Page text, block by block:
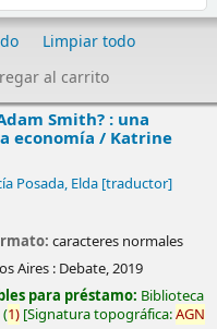
Limpiar todo
al carrito
Smith? : una
economía / Katrine
Posada, Elda[traductor]
caracteres normales
Aires : Debate,2019
para préstamo: Biblioteca
(1) Signatura topográfica:AGN